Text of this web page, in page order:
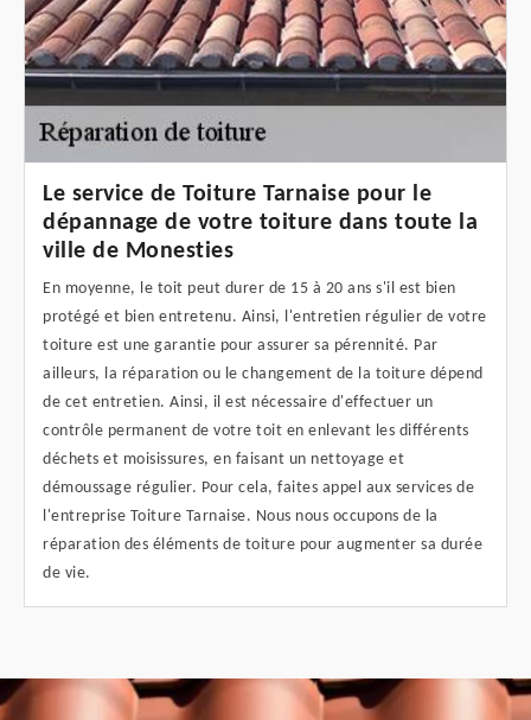
Le service de Toiture Tarnaise pour le
dépannage de votre toiture dans toute la
ville de Monesties
En moyenne, le toit peut durer de 15 à 20 ans s'il est bien
protégé et bien entretenu. Ainsi, l'entretien régulier de votre
toiture est une garantie pour assurer sa pérennité. Par
ailleurs, la réparation ou le changement de la toiture dépend
de cet entretien. Ainsi, il est nécessaire d'effectuer un
contrôle permanent de votre toit en enlevant les différents
déchets et moisissures, en faisant un nettoyage et
démoussage régulier. Pour cela, faites appel aux services de
l'entreprise Toiture Tarnaise. Nous nous occupons de la
réparation des éléments de toiture pour augmenter sa durée
de vie.